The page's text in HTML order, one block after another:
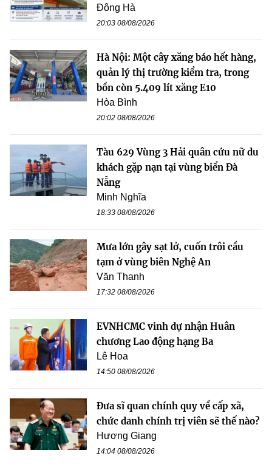
Đông Hà
20:03 08/08/2026
Hà Nội: Một cây xăng báo hết hàng,
quản lý thị trường kiểm tra, trong
bồn còn 5.409 lít xăng E10
Hòa Bình
20:02 08/08/2026
Tàu 629 Vùng 3 Hải quân cứu nữ du
khách gặp nạn tại vùng biển Đà
Nẵng
Minh Nghĩa
18:33 08/08/2026
Mưa lớn gây sạt lở, cuốn trôi cầu
tạm ở vùng biên Nghệ An
Văn Thanh
17:32 08/08/2026
EVNHCMC vinh dự nhận Huân
chương Lao động hạng Ba
Lê Hoa
14:50 08/08/2026
Đưa sĩ quan chính quy về cấp xã,
chức danh chính trị viên sẽ thế nào?
Hương Giang
14:04 08/08/2026